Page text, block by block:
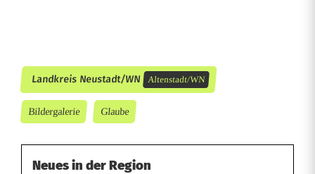
Landkreis Neustadt/WN Altenstadt/WN
Bildergalerie Glaube
Neues in der Region